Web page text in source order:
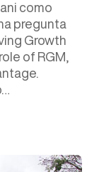
como
pregunta
Growth
of RGM,